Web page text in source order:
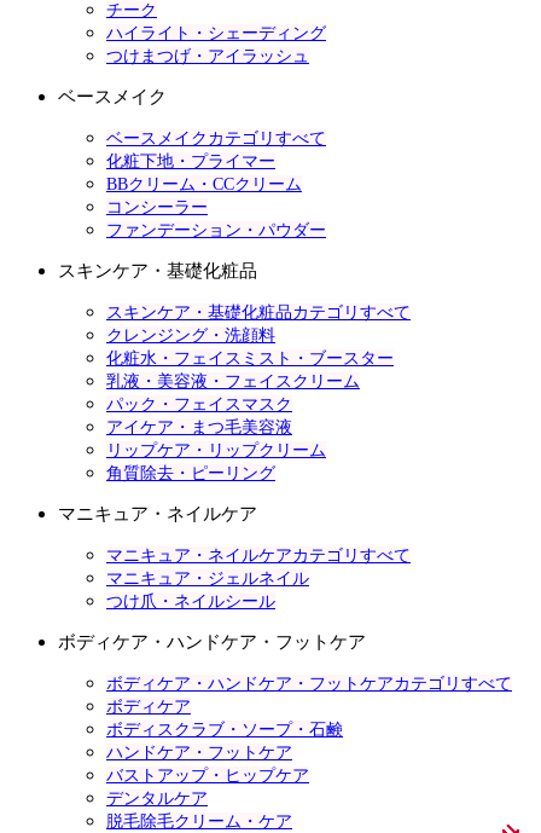
チーク
ハイライト・シェーディング
つけまつげ・アイラッシュ
ベースメイク
ベースメイクカテゴリすべて
化粧下地・プライマー
BBクリーム・CCクリーム
コンシーラー
ファンデーション・パウダー
スキンケア・基礎化粧品
スキンケア・基礎化粧品カテゴリすべて
クレンジング・洗顔料
化粧水・フェイスミスト・ブースター
乳液・美容液・フェイスクリーム
パック・フェイスマスク
アイケア・まつ毛美容液
リップケア・リップクリーム
角質除去・ピーリング
マニキュア・ネイルケア
マニキュア・ネイルケアカテゴリすべて
マニキュア・ジェルネイル
つけ爪・ネイルシール
ボディケア・ハンドケア・フットケア
ボディケア・ハンドケア・フットケアカテゴリすべて
ボディケア
ボディスクラブ・ソープ・石鹸
ハンドケア・フットケア
バストアップ・ヒップケア
デンタルケア
脱毛除毛クリーム・ケア